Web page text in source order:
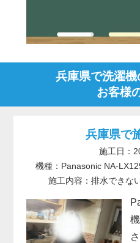
兵庫県で洗濯
お客様
兵庫県で
施工日：
機種：Panasonic NA-
施工内容：排水できな